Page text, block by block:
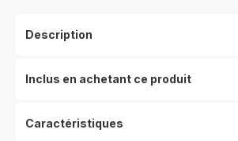
Description
Inclus en achetant ce produit
Caractéristiques